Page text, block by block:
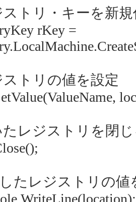
トリ・キーを新
rKey =
トリの値を設定
たレジストリを閉
たレジストリの値